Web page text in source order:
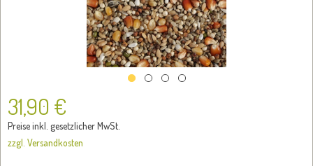
31,90 €
Preise inkl. gesetzlicher MwSt.
zzgl. Versandkosten